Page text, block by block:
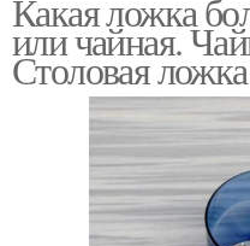
Какая ложка
или чайная.
Столовая